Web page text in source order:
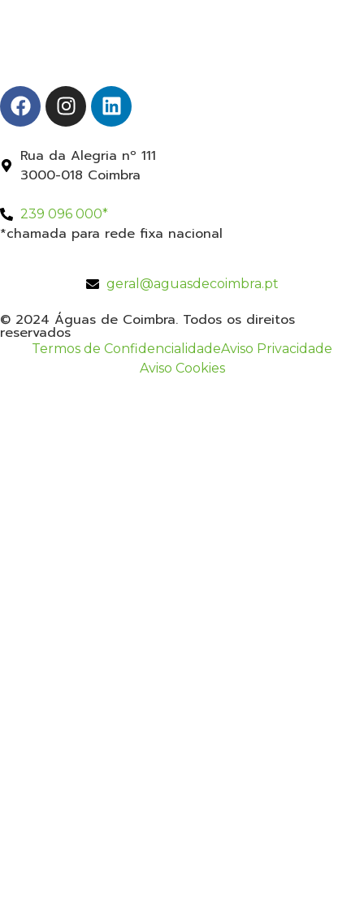
Rua da Alegria nº 111
3000-018 Coimbra
239 096 000*
*chamada para rede fixa nacional
geral@aguasdecoimbra.pt
© 2024 Águas de Coimbra. Todos os direitos
reservados
Termos de ConfidencialidadeAviso Privacidade
Aviso Cookies